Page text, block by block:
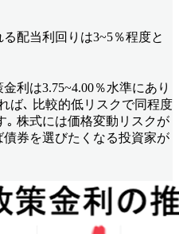
配当利回りは3~5％程度と
利は3.75~4.00％水準にあり
ば､ 比較的低リスクで同程度
｡ 株式には価格変動リスクが
券を選びたくなる投資家が